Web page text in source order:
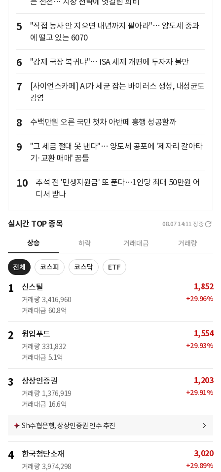
5
"직접 농사 안 지으면 내년까지 팔아라"… 양도세 중과
에 떨고 있는 6070
6 "강제 국장 복귀냐"… ISA 세제 개편에 투자자 불만
7
[사이언스카페] AI가 세균 잡는 바이러스 생성, 내성균도
감염
8 수백만원 오른 국민 첫차 아반떼 흥행 성공할까
9
"그 세금 절대 못 낸다"… 양도세 공포에 '제자리 갈아타
기·교환 매매' 꿈틀
10
추석 전 '민생지원금' 또 푼다…1인당 최대 50만원 어
디서 받나
실시간 TOP 종목 08.07 14:11 장중
상승 하락 거래대금 거래량
전체 코스피 코스닥 ETF
1 신스틸
거래량 3,416,960
거래대금 60.8억
1,852
+29.96%
2 윙입푸드
거래량 331,832
거래대금 5.1억
1,554
+29.93%
3 상상인증권
거래량 1,376,919
거래대금 16.6억
1,203
+29.91%
Sh수협은행, 상상인증권 인수 추진
4 한국첨단소재
거래량 3,974,298
3,020
+29.89%